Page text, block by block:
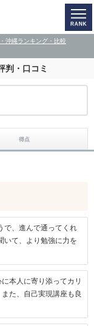
沖縄ランキング・比較
判・口コミ
得点
で、進んで通ってくれ
いて、より勉強に力を
本人に寄り添ってカリ
た、自己実現講座も良